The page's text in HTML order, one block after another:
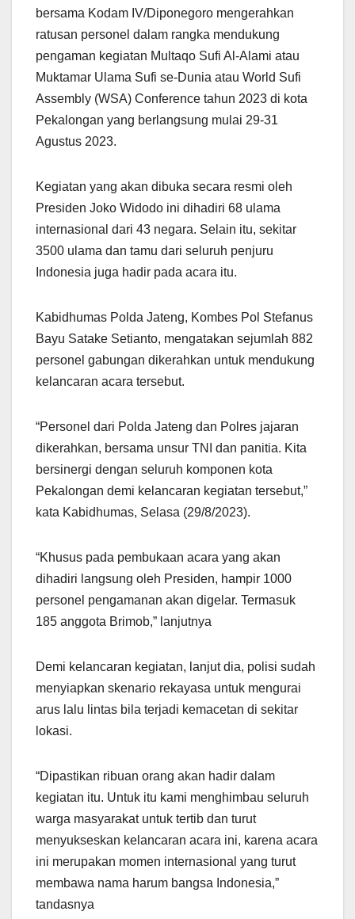
bersama Kodam IV/Diponegoro mengerahkan
ratusan personel dalam rangka mendukung
pengaman kegiatan Multaqo Sufi Al-Alami atau
Muktamar Ulama Sufi se-Dunia atau World Sufi
Assembly (WSA) Conference tahun 2023 di kota
Pekalongan yang berlangsung mulai 29-31
Agustus 2023.
Kegiatan yang akan dibuka secara resmi oleh
Presiden Joko Widodo ini dihadiri 68 ulama
internasional dari 43 negara. Selain itu, sekitar
3500 ulama dan tamu dari seluruh penjuru
Indonesia juga hadir pada acara itu.
Kabidhumas Polda Jateng, Kombes Pol Stefanus
Bayu Satake Setianto, mengatakan sejumlah 882
personel gabungan dikerahkan untuk mendukung
kelancaran acara tersebut.
“Personel dari Polda Jateng dan Polres jajaran
dikerahkan, bersama unsur TNI dan panitia. Kita
bersinergi dengan seluruh komponen kota
Pekalongan demi kelancaran kegiatan tersebut,”
kata Kabidhumas, Selasa (29/8/2023).
“Khusus pada pembukaan acara yang akan
dihadiri langsung oleh Presiden, hampir 1000
personel pengamanan akan digelar. Termasuk
185 anggota Brimob,” lanjutnya
Demi kelancaran kegiatan, lanjut dia, polisi sudah
menyiapkan skenario rekayasa untuk mengurai
arus lalu lintas bila terjadi kemacetan di sekitar
lokasi.
“Dipastikan ribuan orang akan hadir dalam
kegiatan itu. Untuk itu kami menghimbau seluruh
warga masyarakat untuk tertib dan turut
menyukseskan kelancaran acara ini, karena acara
ini merupakan momen internasional yang turut
membawa nama harum bangsa Indonesia,”
tandasnya